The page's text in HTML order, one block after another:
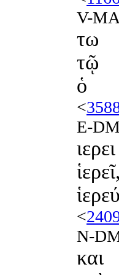
V-
τω
τῷ
ὁ
<
E-
ιερει
ἱερεῖ,
<
N-
και